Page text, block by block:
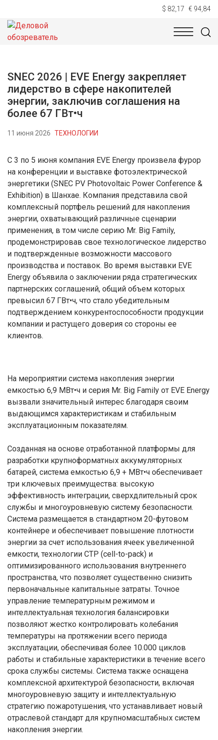
$ 82,17 € 94,84
НОВОСТИ
SNEC 2026 | EVE Energy закрепляет
лидерство в сфере накопителей
энергии, заключив соглашения на
более 67 ГВт•ч
11 июня 2026 ТЕХНОЛОГИИ
С 3 по 5 июня компания EVE Energy произвела фурор
на конференции и выставке фотоэлектрической
энергетики (SNEC PV Photovoltaic Power Conference &
Exhibition) в Шанхае. Компания представила свой
комплексный портфель решений для накопления
энергии, охватывающий различные сценарии
применения, в том числе серию Mr. Big Family,
продемонстрировав свое технологическое лидерство
и подтвержденные возможности массового
производства и поставок. Во время выставки EVE
Energy объявила о заключении ряда стратегических
партнерских соглашений, общий объем которых
превысил 67 ГВт•ч, что стало убедительным
подтверждением конкурентоспособности продукции
компании и растущего доверия со стороны ее
клиентов.
На мероприятии система накопления энергии
емкостью 6,9 МВт•ч и серия Mr. Big Family от EVE Energy
вызвали значительный интерес благодаря своим
выдающимся характеристикам и стабильным
эксплуатационным показателям.
Созданная на основе отработанной платформы для
разработки крупноформатных аккумуляторных
батарей, система емкостью 6,9 + МВт•ч обеспечивает
три ключевых преимущества: высокую
эффективность интеграции, сверхдлительный срок
службы и многоуровневую систему безопасности.
Система размещается в стандартном 20-футовом
контейнере и обеспечивает повышение плотности
энергии за счет использования ячеек увеличенной
емкости, технологии CTP (cell-to-pack) и
оптимизированного использования внутреннего
пространства, что позволяет существенно снизить
первоначальные капитальные затраты. Точное
управление температурным режимом и
интеллектуальная технология балансировки
позволяют жестко контролировать колебания
температуры на протяжении всего периода
эксплуатации, обеспечивая более 10.000 циклов
работы и стабильные характеристики в течение всего
срока службы системы. Система также оснащена
комплексной архитектурой безопасности, включая
многоуровневую защиту и интеллектуальную
стратегию пожаротушения, что устанавливает новый
отраслевой стандарт для крупномасштабных систем
накопления энергии.